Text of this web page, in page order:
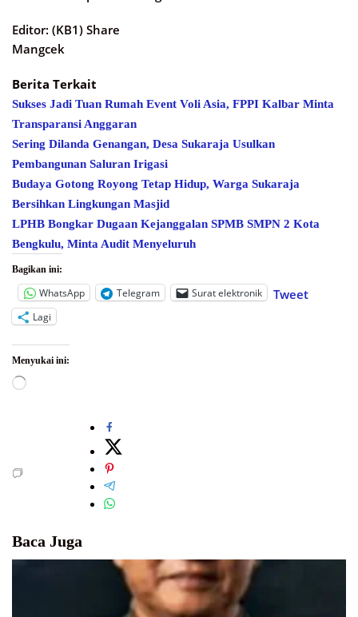
Editor: (KB1) Share
Mangcek
Berita Terkait
Sukses Jadi Tuan Rumah Event Voli Asia, FPPI Kalbar Minta
Transparansi Anggaran
Sering Dilanda Genangan, Desa Sukaraja Usulkan
Pembangunan Saluran Irigasi
Budaya Gotong Royong Tetap Hidup, Warga Sukaraja
Bersihkan Lingkungan Masjid
LPHB Bongkar Dugaan Kejanggalan SPMB SMPN 2 Kota
Bengkulu, Minta Audit Menyeluruh
Bagikan ini:
WhatsApp Telegram Surat elektronik Tweet
Lagi
Menyukai ini:
Memuat...
Baca Juga